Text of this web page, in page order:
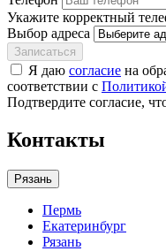
Укажите корректный
Выбор адреса
Записаться
Я даю согласие на
соответствии с
Подтвердите согласие,
Контакты
Рязань
Пермь
Екатеринбург
Рязань